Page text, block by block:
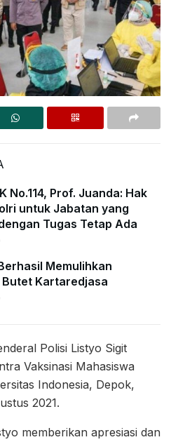
No.114, Prof. Juanda: Hak
untuk Jabatan yang
Tugas Tetap Ada
Memulihkan
Kartaredjasa
Polisi Listyo Sigit
Vaksinasi Mahasiswa
Indonesia, Depok,
2021.
memberikan apresiasi dan